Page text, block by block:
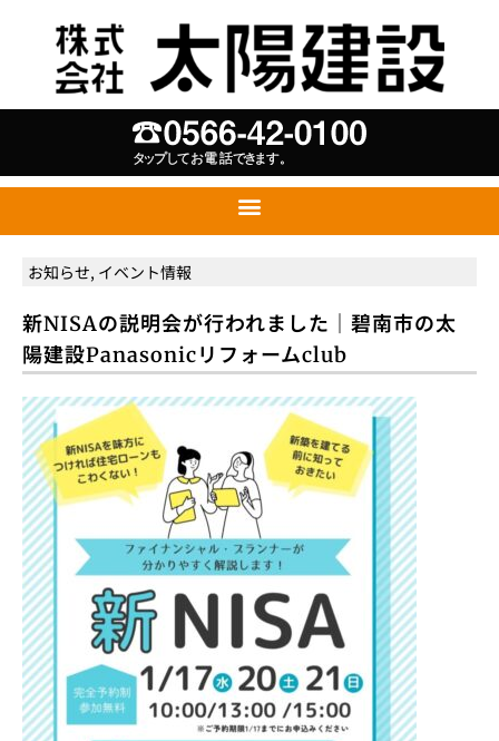
お知らせ, イベント情報
新NISAの説明会が行われました｜碧南市の太
陽建設Panasonicリフォームclub